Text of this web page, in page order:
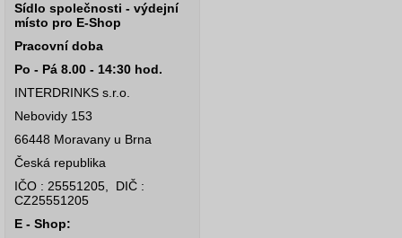
Sídlo společnosti - výdejní
místo pro E-Shop
Pracovní doba
Po - Pá 8.00 - 14:30 hod.
INTERDRINKS s.r.o.
Nebovidy 153
66448 Moravany u Brna
Česká republika
IČO : 25551205, DIČ :
CZ25551205
E - Shop: